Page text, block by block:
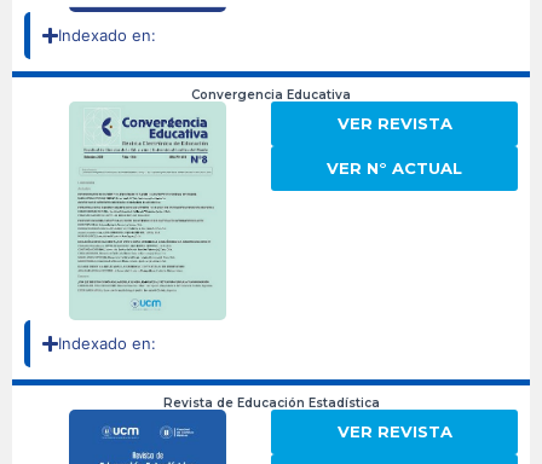
Indexado en:
Convergencia Educativa
VER REVISTA
VER N° ACTUAL
Indexado en:
Revista de Educación Estadística
VER REVISTA